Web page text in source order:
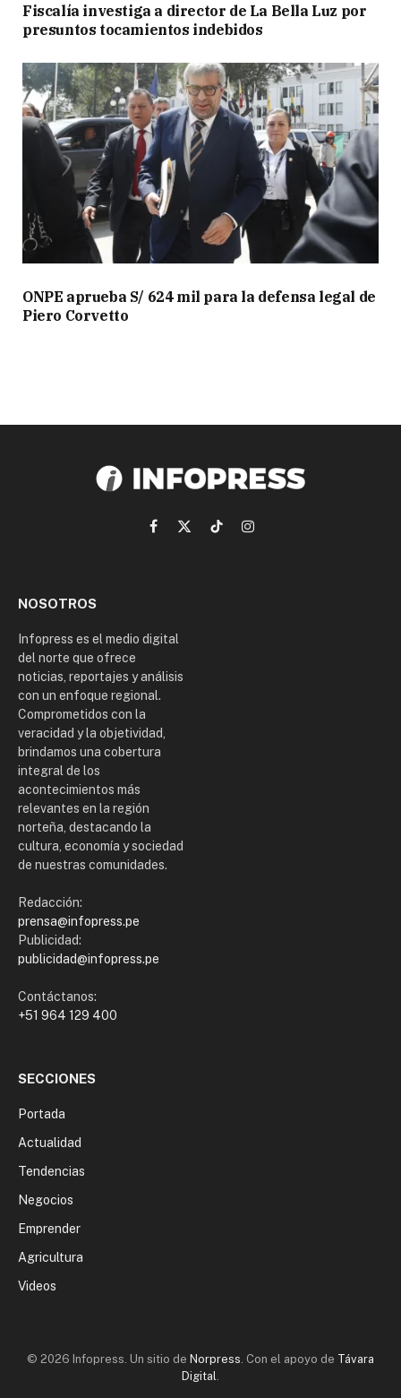
Fiscalía investiga a director de La Bella Luz por
presuntos tocamientos indebidos
ONPE aprueba S/ 624 mil para la defensa legal de
Piero Corvetto
Facebook
X
TikTokInstagram
NOSOTROS
Infopress es el medio digital
del norte que ofrece
noticias, reportajes y análisis
con un enfoque regional.
Comprometidos con la
veracidad y la objetividad,
brindamos una cobertura
integral de los
acontecimientos más
relevantes en la región
norteña, destacando la
cultura, economía y sociedad
de nuestras comunidades.
Redacción:
prensa@infopress.pe
Publicidad:
publicidad@infopress.pe
Contáctanos:
+51 964 129 400
SECCIONES
Portada
Actualidad
Tendencias
Negocios
Emprender
Agricultura
Videos
© 2026 Infopress. Un sitio de Norpress . Con el apoyo de Távara
Digital